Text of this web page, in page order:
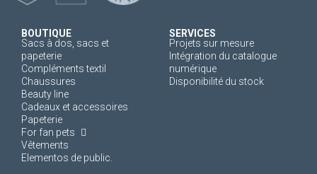
BOUTIQUE
Sacs à dos, sacs et
papeterie
Compléments textil
Chaussures
Beauty line
Cadeaux et accessoires
Papeterie
For fan pets
Vêtements
Elementos de public.
SERVICES
Projets sur mesure
Intégration du catalogue
numérique
Disponibilité du stock